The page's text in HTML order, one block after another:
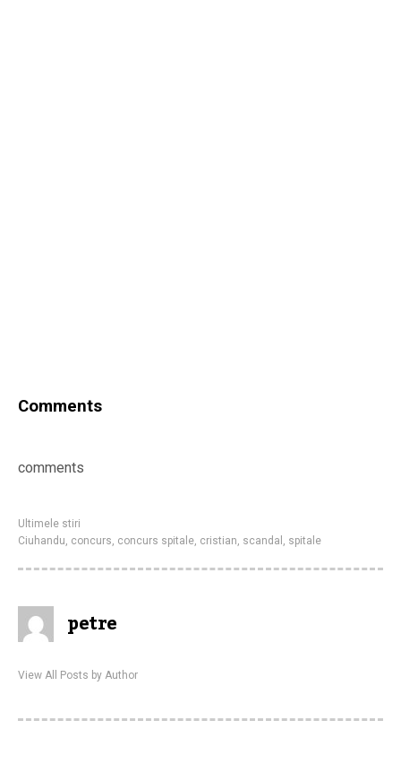
Comments
comments
Ultimele stiri
Ciuhandu, concurs, concurs spitale, cristian, scandal , spitale
petre
View All Posts by Author